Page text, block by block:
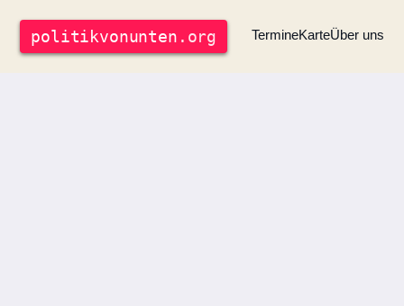
politikvonunten .org TermineKarteÜber uns